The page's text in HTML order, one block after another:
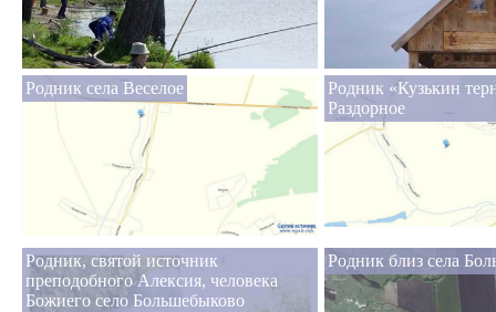
Родник села Веселое
Родник «Кузькин
Раздорное
Родник, святой источник
преподобного Алексия, человека
Божиего село Большебыково
Родник близ села